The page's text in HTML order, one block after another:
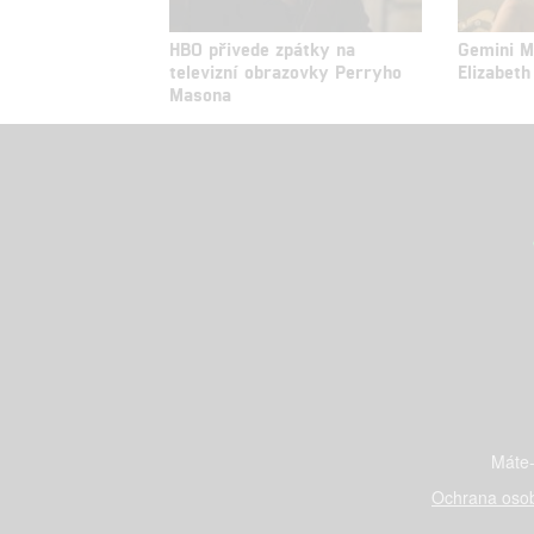
HBO přivede zpátky na
televizní obrazovky Perryho
Masona
Gemini
Ochrana